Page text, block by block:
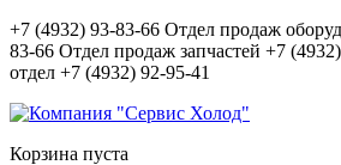
+7 (4932) 93-83-66 Отдел продаж
83-66 Отдел продаж запчастей +7
отдел +7 (4932) 92-95-41
Корзина пуста